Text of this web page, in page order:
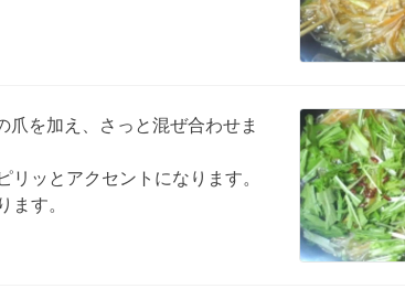
爪を加え、さっと混ぜ合わせま
リッとアクセントになります。
ます。